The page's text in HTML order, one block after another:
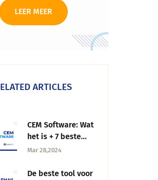
LEER MEER
ARTICLES
CEM Software: Wat
het is + 7 beste
opties in 2025
Mar 28,2024
De beste tool voor